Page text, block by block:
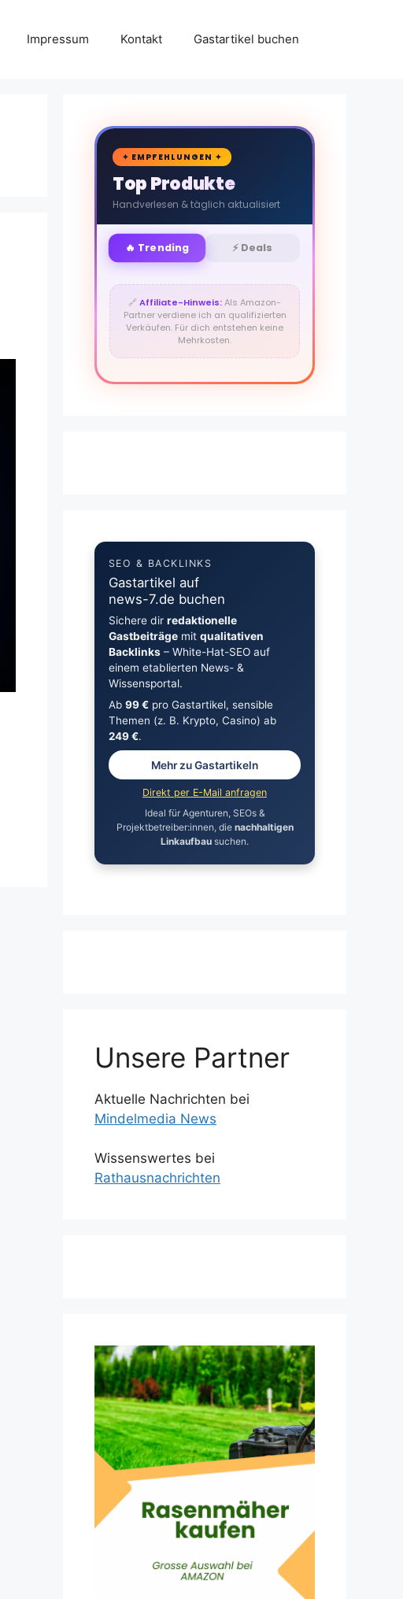
Impressum Kontakt Gastartikel buchen
🛒
✦ EMPFEHLUNGEN ✦
Top Produkte
Handverlesen & täglich aktualisiert
🔥 Trending ⚡ Deals
🔗Affiliate-Hinweis:Als Amazon-
Partner verdiene ich an qualifizierten
Verkäufen. Für dich entstehen keine
Mehrkosten.
SEO & BACKLINKS
Gastartikel auf
news-7.de buchen
Sichere dir redaktionelle
Gastbeiträgemit qualitativen
Backlinks– White-Hat-SEO auf
einem etablierten News- &
Wissensportal.
Ab 99 €pro Gastartikel, sensible
Themen (z. B. Krypto, Casino) ab
249 €.
Mehr zu Gastartikeln
Direkt per E-Mail anfragen
Ideal für Agenturen, SEOs &
Projektbetreiber:innen, die nachhaltigen
Linkaufbau suchen.
Unsere Partner
Aktuelle Nachrichten bei
Mindelmedia News
Wissenswertes bei
Rathausnachrichten